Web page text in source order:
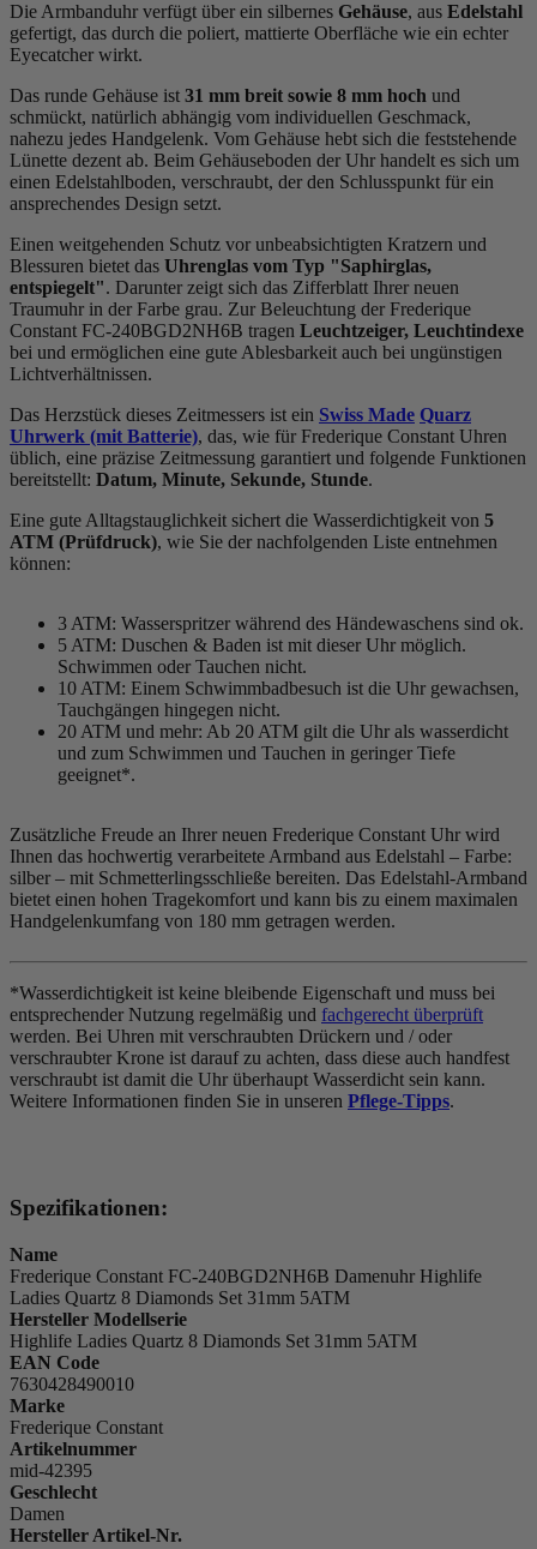
Die Armbanduhr verfügt über ein silbernes Gehäuse, aus Edelstahl
gefertigt, das durch die poliert, mattierte Oberfläche wie ein echter
Eyecatcher wirkt.
Das runde Gehäuse ist 31 mm breit sowie 8 mm hoch und
schmückt, natürlich abhängig vom individuellen Geschmack,
nahezu jedes Handgelenk. Vom Gehäuse hebt sich die feststehende
Lünette dezent ab. Beim Gehäuseboden der Uhr handelt es sich um
einen Edelstahlboden, verschraubt, der den Schlusspunkt für ein
ansprechendes Design setzt.
Einen weitgehenden Schutz vor unbeabsichtigten Kratzern und
Blessuren bietet das Uhrenglas vom Typ "Saphirglas,
entspiegelt". Darunter zeigt sich das Zifferblatt Ihrer neuen
Traumuhr in der Farbe grau. Zur Beleuchtung der Frederique
Constant FC-240BGD2NH6B tragen Leuchtzeiger, Leuchtindexe
bei und ermöglichen eine gute Ablesbarkeit auch bei ungünstigen
Lichtverhältnissen.
Das Herzstück dieses Zeitmessers ist ein Swiss Made Quarz
Uhrwerk (mit Batterie), das, wie für Frederique Constant Uhren
üblich, eine präzise Zeitmessung garantiert und folgende Funktionen
bereitstellt: Datum, Minute, Sekunde, Stunde.
Eine gute Alltagstauglichkeit sichert die Wasserdichtigkeit von 5
ATM (Prüfdruck), wie Sie der nachfolgenden Liste entnehmen
können:
3 ATM: Wasserspritzer während des Händewaschens sind ok.
5 ATM: Duschen & Baden ist mit dieser Uhr möglich.
Schwimmen oder Tauchen nicht.
10 ATM: Einem Schwimmbadbesuch ist die Uhr gewachsen,
Tauchgängen hingegen nicht.
20 ATM und mehr: Ab 20 ATM gilt die Uhr als wasserdicht
und zum Schwimmen und Tauchen in geringer Tiefe
geeignet*.
Zusätzliche Freude an Ihrer neuen Frederique Constant Uhr wird
Ihnen das hochwertig verarbeitete Armband aus Edelstahl – Farbe:
silber – mit Schmetterlingsschließe bereiten. Das Edelstahl-Armband
bietet einen hohen Tragekomfort und kann bis zu einem maximalen
Handgelenkumfang von 180 mm getragen werden.
*Wasserdichtigkeit ist keine bleibende Eigenschaft und muss bei
entsprechender Nutzung regelmäßig und fachgerecht überprüft
werden. Bei Uhren mit verschraubten Drückern und / oder
verschraubter Krone ist darauf zu achten, dass diese auch handfest
verschraubt ist damit die Uhr überhaupt Wasserdicht sein kann.
Weitere Informationen finden Sie in unseren Pflege-Tipps.
Spezifikationen:
Name
Frederique Constant FC-240BGD2NH6B Damenuhr Highlife
Ladies Quartz 8 Diamonds Set 31mm 5ATM
Hersteller Modellserie
Highlife Ladies Quartz 8 Diamonds Set 31mm 5ATM
EAN Code
7630428490010
Marke
Frederique Constant
Artikelnummer
mid-42395
Geschlecht
Damen
Hersteller Artikel-Nr.